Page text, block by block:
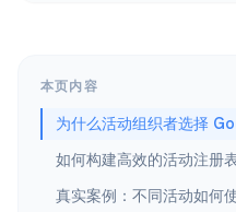
本页内容
为什么活动组织者选择
如何构建高效的活动注册
真实案例：不同活动如何